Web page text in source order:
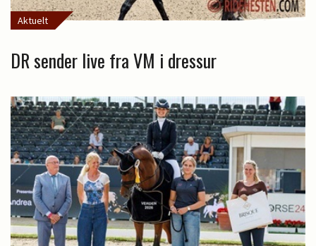
Aktuelt
DR sender live fra VM i dressur